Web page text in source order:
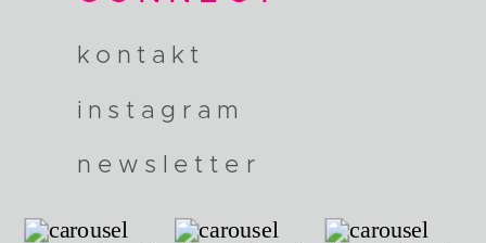
kontakt
instagram
newsletter